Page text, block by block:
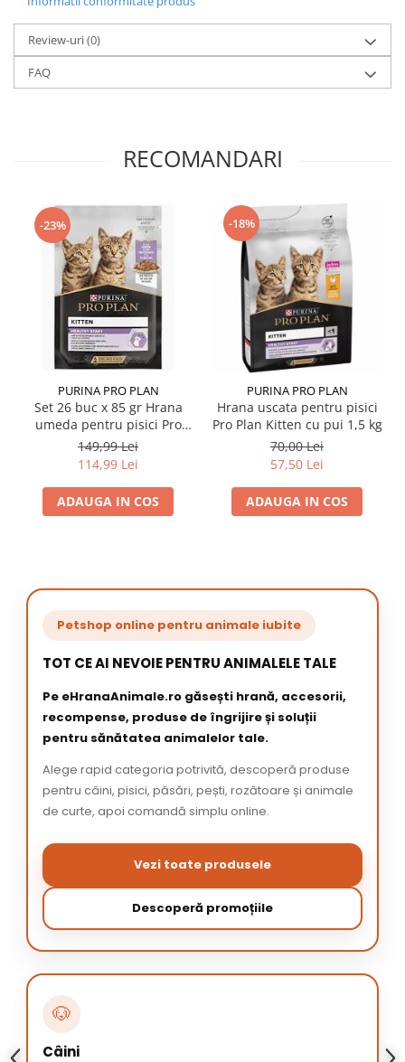
Review-uri(0)
FAQ
RECOMANDARI
-23%
PURINA PRO PLAN
Set 26 buc x 85 gr Hrana
umeda pentru pisici Pro
Plan Kitten cu curcan
149,99 Lei
114,99 Lei
ADAUGA IN COS
-18%
PURINA PRO PLAN
Hrana uscata pentru pisici
Pro Plan Kitten cu pui 1,5 kg
70,00 Lei
57,50 Lei
ADAUGA IN COS
Petshop online pentru animale iubite
TOT CE AI NEVOIE PENTRU ANIMALELE TALE
Pe eHranaAnimale.ro găsești hrană, accesorii,
recompense, produse de îngrijire și soluții
pentru sănătatea animalelor tale.
Alege rapid categoria potrivită, descoperă produse
pentru câini, pisici, păsări, pești, rozătoare și animale
de curte, apoi comandă simplu online.
Vezi toate produsele
Descoperă promoțiile
🐶
Câini